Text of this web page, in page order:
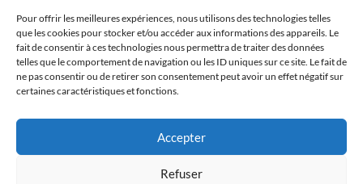
Pour offrir les meilleures expériences, nous utilisons des technologies telles
que les cookies pour stocker et/ou accéder aux informations des appareils. Le
fait de consentir à ces technologies nous permettra de traiter des données
telles que le comportement de navigation ou les ID uniques sur ce site. Le fait de
ne pas consentir ou de retirer son consentement peut avoir un effet négatif sur
certaines caractéristiques et fonctions.
Accepter
Refuser
Retrouvez notre actualité en décolletage et mécanique de